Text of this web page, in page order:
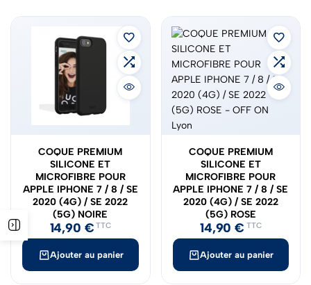
Ajouter au panier
COQUE PREMIUM
SILICONE ET
MICROFIBRE POUR
APPLE IPHONE 7 / 8 / SE
2020 (4G) / SE 2022
(5G) NOIRE
14,90 € TTC
Ajouter au panier
COQUE PREMIUM
SILICONE ET
MICROFIBRE POUR
APPLE IPHONE 7 / 8 / SE
2020 (4G) / SE 2022
(5G) ROSE
14,90€ TTC